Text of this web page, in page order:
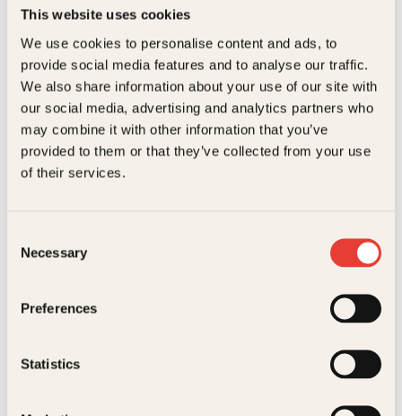
This website uses cookies
We use cookies to personalise content and ads, to
provide social media features and to analyse our traffic.
We also share information about your use of our site with
our social media, advertising and analytics partners who
may combine it with other information that you’ve
provided to them or that they’ve collected from your use
of their services.
Selection
Necessary
Preferences
Statistics
Antall sider
Litteraturtype Skjønnlitteratur
Vekt 0.48 kg
Dimensjoner 3.00 × 15.00 × 20.80 cm
Originaltittel The upside of unrequited
De udødelige
Anne Holtsmark, Christian
Krohg, Didrik Arup Seip, Eilif
Peterssen, Erik Werenskiold,
Finn Hødnebø, Gerhard
Munthe, Halfdan Egedius,
Snorre SturlasonFinn
Hødnebø, W. Wetlesen